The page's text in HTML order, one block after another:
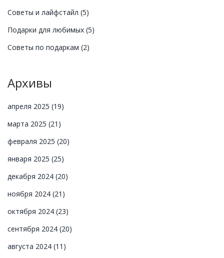
Советы и лайфстайл (5)
Подарки для любимых (5)
Советы по подаркам (2)
Архивы
апреля 2025 (19)
марта 2025 (21)
февраля 2025 (20)
января 2025 (25)
декабря 2024 (20)
ноября 2024 (21)
октября 2024 (23)
сентября 2024 (20)
августа 2024 (11)